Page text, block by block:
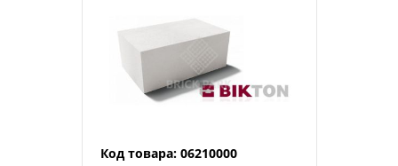
Код товара: 06210000